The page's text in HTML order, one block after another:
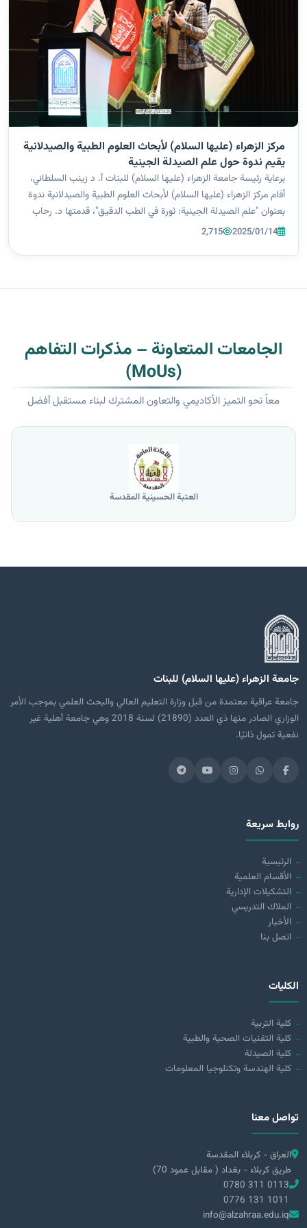
مركز الزهراء (عليها السلام) لأبحاث العلوم الطبية والصيدلانية
يقيم ندوة حول علم الصيدلة الجينية
برعاية رئيسة جامعة الزهراء (عليها السلام) للبنات أ. د زينب السلطاني،
أقام مركز الزهراء (عليها السلام) لأبحاث العلوم الطبية والصيدلانية ندوة
بعنوان "علم الصيدلة الجينية: ثورة في الطب الدقيق"، قدمتها د. رحاب
عبد المطلب. تناولت الندوة التعريف بعلم الصيدلة الجينية...
2025/01/14
2,715
الجامعات المتعاونة – مذكرات التفاهم
(MoUs)
معاً نحو التميز الأكاديمي والتعاون المشترك لبناء مستقبل أفضل
العتبة الحسينية المقدسة
جامعة الزهراء (عليها السلام) للبنات
جامعة عراقية معتمدة من قبل وزارة التعليم العالي والبحث العلمي بموجب الأمر
الوزاري الصادر منها ذي العدد (21890) لسنة 2018 وهي جامعة أهلية غير
نفعية تمول ذاتيًا.
روابط سريعة
الرئيسية
الأقسام العلمية
التشكيلات الإدارية
الملاك التدريسي
الأخبار
اتصل بنا
الكليات
كلية التربية
كلية التقنيات الصحية والطبية
كلية الصيدلة
كلية الهندسة وتكنلوجيا المعلومات
تواصل معنا
العراق - كربلاء المقدسة
طريق كربلاء - بغداد ( مقابل عمود 70)
0780 311 0113
0776 131 1011
info@alzahraa.edu.iq